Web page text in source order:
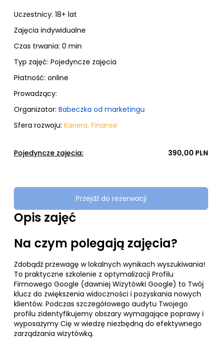
Uczestnicy: 18+ lat
Zajęcia indywidualne
Czas trwania: 0 min
Typ zajęć: Pojedyncze zajęcia
Płatność: online
Prowadzący:
Organizator: Babeczka od marketingu
Sfera rozwoju: Kariera, Finanse
Pojedyncze zajęcia: 390,00 PLN
Przejdź do rezerwacji
Opis zajęć
Na czym polegają zajęcia?
Zdobądź przewagę w lokalnych wynikach wyszukiwania!
To praktyczne szkolenie z optymalizacji Profilu
Firmowego Google (dawniej Wizytówki Google) to Twój
klucz do zwiększenia widoczności i pozyskania nowych
klientów. Podczas szczegółowego audytu Twojego
profilu zidentyfikujemy obszary wymagające poprawy i
wyposażymy Cię w wiedzę niezbędną do efektywnego
zarządzania wizytówką.